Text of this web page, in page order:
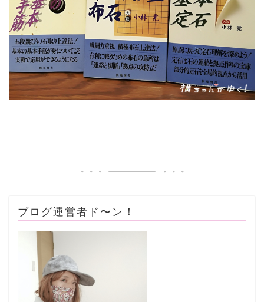
ブログ運営者ド〜ン！